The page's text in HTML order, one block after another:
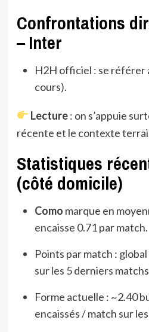
Confrontations
– Inter
H2H officiel : se référer
cours).
Lecture: on s’appuie
récente et le contexte
Statistiques
(côté domicile)
Como marque en
encaisse 0.71 par match.
Points par match :
sur les 5 derniers
Forme actuelle : ~2.40
encaissés / match sur